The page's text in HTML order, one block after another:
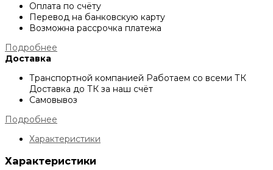
Оплата по счёту
Перевод на банковскую карту
Возможна рассрочка платежа
Подробнее
Доставка
Транспортной компанией Работаем со всеми ТК
Доставка до ТК за наш счёт
Самовывоз
Подробнее
Характеристики
Характеристики